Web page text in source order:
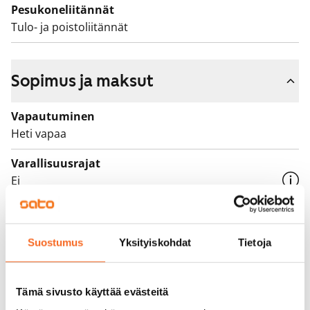
Suostumus Yksityiskohdat Tietoja
Tämä sivusto käyttää evästeitä
Pesukoneliitännät
Tulo- ja poistoliitännät
Sopimus ja maksut
Vapautuminen
Heti vapaa
Varallisuusrajat
Ei
Vuokra
795 €/kk
Vuokrasopimus